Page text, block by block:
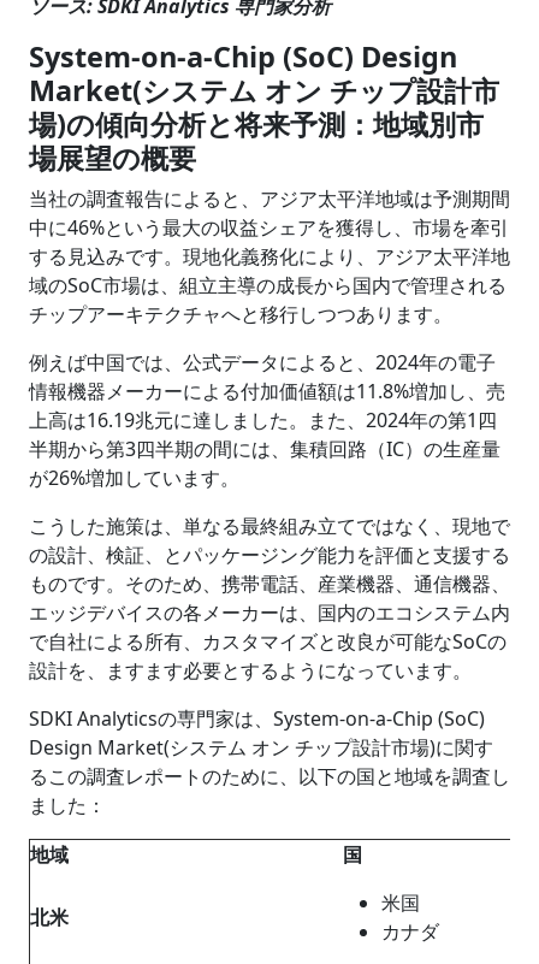
ソース: SDKI Analytics 専門家分析
System-on-a-Chip (SoC) Design
Market(システム オン チップ設計市
場)の傾向分析と将来予測：地域別市
場展望の概要
当社の調査報告によると、アジア太平洋地域は予測期間
中に46%という最大の収益シェアを獲得し、市場を牽引
する見込みです。現地化義務化により、アジア太平洋地
域のSoC市場は、組立主導の成長から国内で管理される
チップアーキテクチャへと移行しつつあります。
例えば中国では、公式データによると、2024年の電子
情報機器メーカーによる付加価値額は11.8%増加し、売
上高は16.19兆元に達しました。また、2024年の第1四
半期から第3四半期の間には、集積回路（IC）の生産量
が26%増加しています。
こうした施策は、単なる最終組み立てではなく、現地で
の設計、検証、とパッケージング能力を評価と支援する
ものです。そのため、携帯電話、産業機器、通信機器、
エッジデバイスの各メーカーは、国内のエコシステム内
で自社による所有、カスタマイズと改良が可能なSoCの
設計を、ますます必要とするようになっています。
SDKI Analyticsの専門家は、System-on-a-Chip (SoC)
Design Market(システム オン チップ設計市場)に関す
るこの調査レポートのために、以下の国と地域を調査し
ました：
地域
国
北米
米国
カナダ